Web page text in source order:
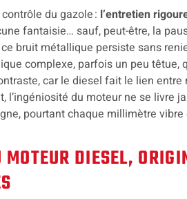
du gazole : l’entretien
fantaisie… sauf, peut-être, la
bruit métallique persiste sans
complexe, parfois un peu têtue,
car le diesel fait le lien
l’ingéniosité du moteur ne se livre
pourtant chaque millimètre vibre
DIESEL,